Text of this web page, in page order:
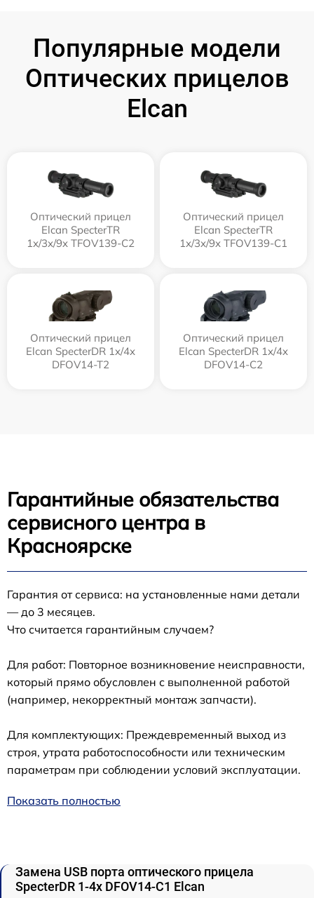
Популярные модели
Оптических прицелов
Elcan
Оптический прицел
Elcan SpecterTR
1x/3x/9x TFOV139-C2
Оптический прицел
Elcan SpecterTR
1x/3x/9x TFOV139-C1
Оптический прицел
Elcan SpecterDR 1x/4x
DFOV14-T2
Оптический прицел
Elcan SpecterDR 1x/4x
DFOV14-C2
Гарантийные обязательства
сервисного центра в
Красноярске
Гарантия от сервиса: на установленные нами детали
— до 3 месяцев.
Что считается гарантийным случаем?
Для работ: Повторное возникновение неисправности,
который прямо обусловлен с выполненной работой
(например, некорректный монтаж запчасти).
Для комплектующих: Преждевременный выход из
строя, утрата работоспособности или техническим
параметрам при соблюдении условий эксплуатации.
Показать полностью
Замена USB порта оптического прицела
SpecterDR 1-4x DFOV14-C1 Elcan